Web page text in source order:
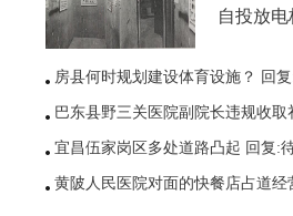
自投放
房县何时规划建设体育设施？ 回复
巴东县野三关医院副院长违规收取
宜昌伍家岗区多处道路凸起 回复:
黄陂人民医院对面的快餐店占道经